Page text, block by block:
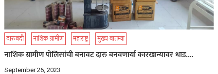
दारुबंदी नाशिक ग्रामीण महाराष्ट्र मुख्य बातम्या
नाशिक ग्रामीण पोलिसांची बनावट दारु बनवणार्या कारखान्यावर धाड….
September 26, 2023